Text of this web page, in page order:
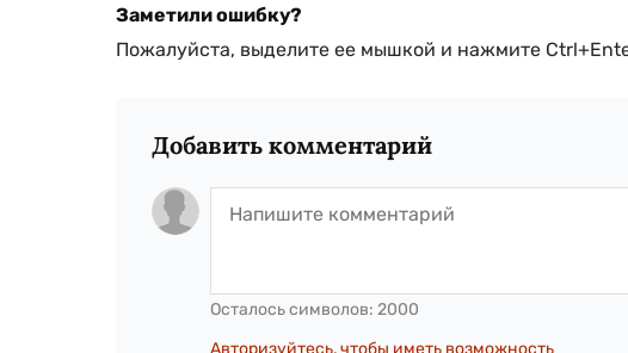
Заметили ошибку?
Пожалуйста, выделите ее мышкой и нажмите
Добавить комментарий
Осталось символов: 2000
Авторизуйтесь, чтобы иметь возможность